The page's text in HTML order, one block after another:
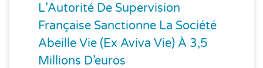
L’Autorité De Supervision
Française Sanctionne La Société
Abeille Vie (ex Aviva Vie) À 3,5
Millions D’euros